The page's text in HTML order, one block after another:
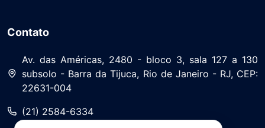
Contato
Av. das Américas, 2480 - bloco 3, sala 127 a 130
subsolo - Barra da Tijuca, Rio de Janeiro - RJ, CEP:
22631-004
(21) 2584-6334